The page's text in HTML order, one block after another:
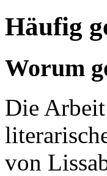
Häufig
Worum
Die
von